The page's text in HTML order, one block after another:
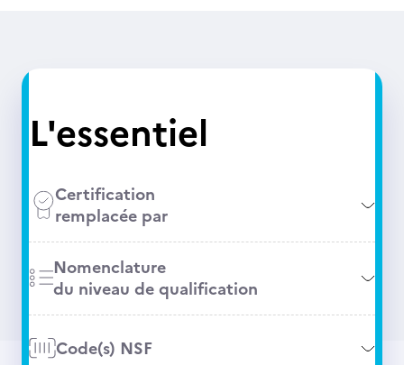
L'essentiel
Certification
remplacée par
Nomenclature
du niveau de qualification
Code(s) NSF